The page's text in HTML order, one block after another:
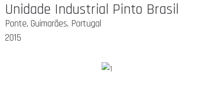
Unidade Industrial Pinto Brasil
Ponte, Guimarães, Portugal
2015